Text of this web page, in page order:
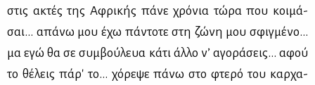
στις ακτές της Αφρι­κής πά­νε χρό­νια τώ­ρα που κοι­μά­
σαι... απά­νω μου έχω πά­ντο­τε στη ζώ­νη μου σφιγ­μέ­νο...
μα εγώ θα σε συμ­βού­λευα κά­τι άλ­λο ν’ αγο­ρά­σεις... αφού
το θέ­λεις πά­ρ' το... χό­ρε­ψε πά­νω στο φτε­ρό του καρ­χα­